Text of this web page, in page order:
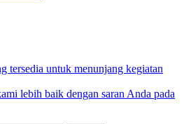
tersedia untuk menunjang kegiatan
lebih baik dengan saran Anda pada